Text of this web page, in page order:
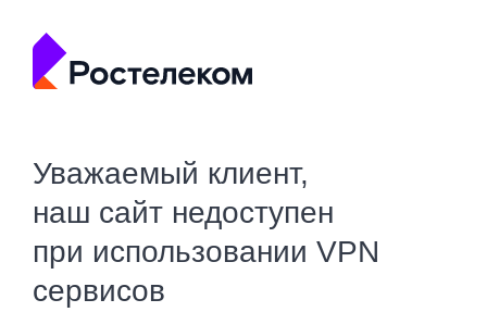
Уважаемый клиент,
наш сайт недоступен
при использовании VPN
сервисов